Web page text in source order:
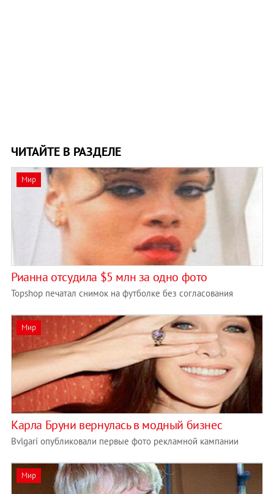
ЧИТАЙТЕ В РАЗДЕЛЕ
Мир
Рианна отсудила $5 млн за одно фото
Topshop печатал снимок на футболке без согласования
Мир
Карла Бруни вернулась в модный бизнес
Bvlgari опубликовали первые фото рекламной кампании
Мир